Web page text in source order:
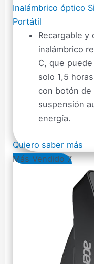
Inalámbrico óptico
Portátil
Recargable y
inalámbrico
C, que
solo 1,5
con botón de
suspensión
energía.
Quiero saber más
Más Vendido 7